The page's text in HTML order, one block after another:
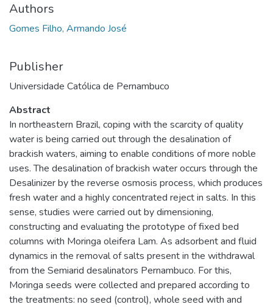
Authors
Gomes Filho, Armando José
Publisher
Universidade Católica de Pernambuco
Abstract
In northeastern Brazil, coping with the scarcity of quality
water is being carried out through the desalination of
brackish waters, aiming to enable conditions of more noble
uses. The desalination of brackish water occurs through the
Desalinizer by the reverse osmosis process, which produces
fresh water and a highly concentrated reject in salts. In this
sense, studies were carried out by dimensioning,
constructing and evaluating the prototype of fixed bed
columns with Moringa oleifera Lam. As adsorbent and fluid
dynamics in the removal of salts present in the withdrawal
from the Semiarid desalinators Pernambuco. For this,
Moringa seeds were collected and prepared according to
the treatments: no seed (control), whole seed with and